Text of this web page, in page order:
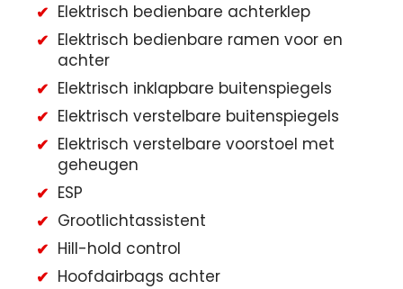
Elektrisch bedienbare achterklep
Elektrisch bedienbare ramen voor en
achter
Elektrisch inklapbare buitenspiegels
Elektrisch verstelbare buitenspiegels
Elektrisch verstelbare voorstoel met
geheugen
ESP
Grootlichtassistent
Hill-hold control
Hoofdairbags achter